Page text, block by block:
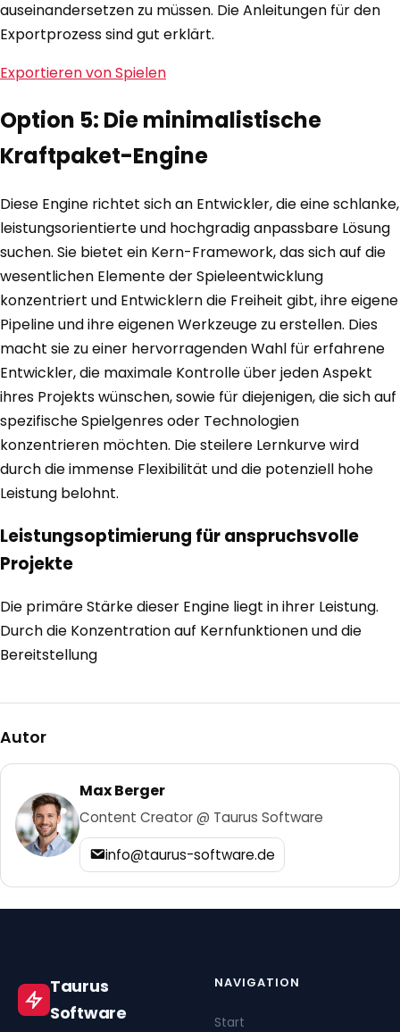
auseinandersetzen zu müssen. Die Anleitungen für den
Exportprozess sind gut erklärt.
Exportieren von Spielen
Option 5: Die minimalistische
Kraftpaket-Engine
Diese Engine richtet sich an Entwickler, die eine schlanke,
leistungsorientierte und hochgradig anpassbare Lösung
suchen. Sie bietet ein Kern-Framework, das sich auf die
wesentlichen Elemente der Spieleentwicklung
konzentriert und Entwicklern die Freiheit gibt, ihre eigene
Pipeline und ihre eigenen Werkzeuge zu erstellen. Dies
macht sie zu einer hervorragenden Wahl für erfahrene
Entwickler, die maximale Kontrolle über jeden Aspekt
ihres Projekts wünschen, sowie für diejenigen, die sich auf
spezifische Spielgenres oder Technologien
konzentrieren möchten. Die steilere Lernkurve wird
durch die immense Flexibilität und die potenziell hohe
Leistung belohnt.
Leistungsoptimierung für anspruchsvolle
Projekte
Die primäre Stärke dieser Engine liegt in ihrer Leistung.
Durch die Konzentration auf Kernfunktionen und die
Bereitstellung
Autor
Max Berger
Content Creator @ Taurus Software
info@taurus-software.de
Taurus
Software
NAVIGATION
Start